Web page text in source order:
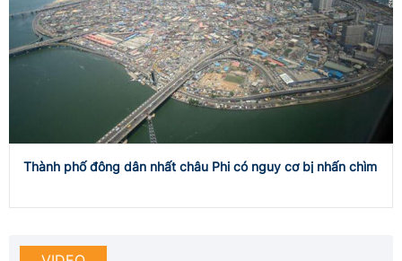
Thành phố đông dân nhất châu Phi có nguy cơ bị nhấn chìm